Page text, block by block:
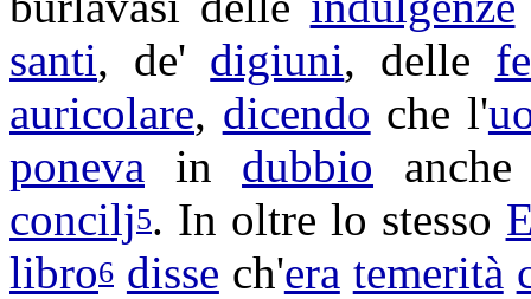
santi, de' digiuni, delle
auricolare, dicendo che l'
poneva in dubbio
concilj5. In oltre lo stesso
libro6 disse ch'era temerità